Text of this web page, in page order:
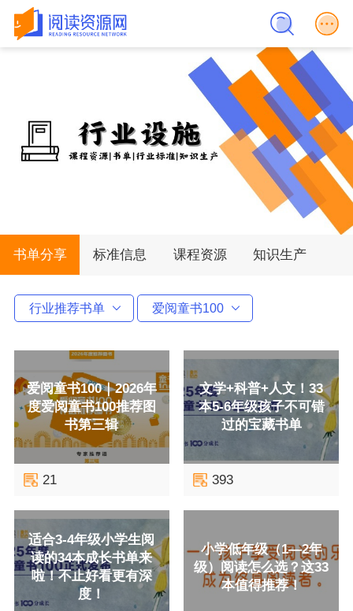
书单分享 标准信息 课程资源 知识生产
行业推荐书单 爱阅童书100
爱阅童书100｜2026年
度爱阅童书100推荐图
书第三辑
21
文学+科普+人文！33
本5-6年级孩子不可错
过的宝藏书单
393
适合3-4年级小学生阅
读的34本成长书单来
啦！不止好看更有深
度！
小学低年级（1—2年
级）阅读怎么选？这33
本值得推荐！